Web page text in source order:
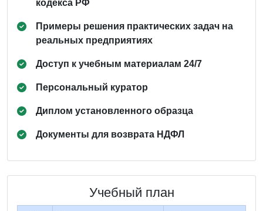
кодекса РФ
Примеры решения практических задач на
реальных предприятиях
Доступ к учебным материалам 24/7
Персональный куратор
Диплом установленного образца
Документы для возврата НДФЛ
Учебный план